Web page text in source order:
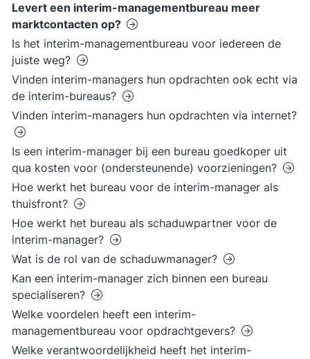
Levert een interim-managementbureau meer
marktcontacten op?
Is het interim-managementbureau voor iedereen de
juiste weg?
Vinden interim-managers hun opdrachten ook echt via
de interim-bureaus?
Vinden interim-managers hun opdrachten via internet?
Is een interim-manager bij een bureau goedkoper uit
qua kosten voor (ondersteunende) voorzieningen?
Hoe werkt het bureau voor de interim-manager als
thuisfront?
Hoe werkt het bureau als schaduwpartner voor de
interim-manager?
Wat is de rol van de schaduwmanager?
Kan een interim-manager zich binnen een bureau
specialiseren?
Welke voordelen heeft een interim-
managementbureau voor opdrachtgevers?
Welke verantwoordelijkheid heeft het interim-